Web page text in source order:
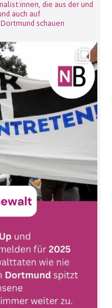
die aus der und
auch auf
schauen